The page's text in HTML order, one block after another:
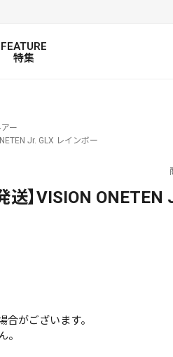
FEATURE
特集
ー
Jr. GLX レインボー
送】VISION ONETEN
がございます。
。